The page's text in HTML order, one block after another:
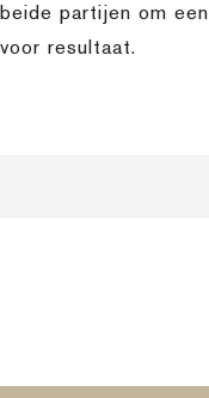
partijen om een
resultaat.